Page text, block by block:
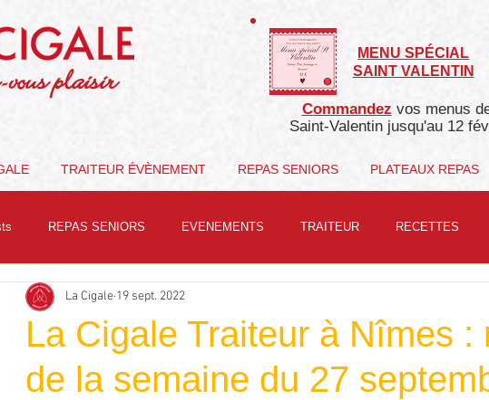
vous plaisir
MENU SPÉCIAL
SAINT VALENTIN
Commandez vos menus
Saint-Valentin jusqu'au 12
TRAITEUR ÉVÈNEMENT REPAS SENIORS PLATEAUX REPAS
REPAS SENIORS EVENEMENTS TRAITEUR RECETTES
NUTRITION
La Cigale Traiteur à Nîmes :
de la semaine du 27
La Cigale 19 sept. 2022